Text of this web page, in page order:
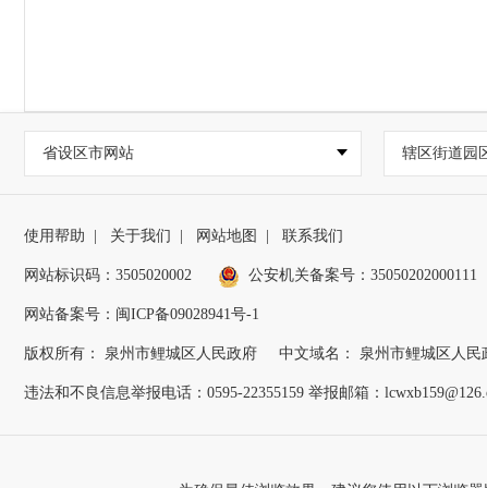
省设区市网站 辖区街道园
使用帮助 关于我们 网站地图 联系我们
网站标识码：3505020002 公安机关备案号：35050202000111
网站备案号：闽ICP备09028941号-1
版权所有： 泉州市鲤城区人民政府 中文域名： 泉州市鲤城区人民
违法和不良信息举报电话：0595-22355159 举报邮箱：